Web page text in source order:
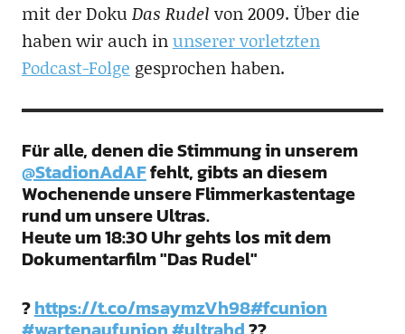
mit der DokuDas Rudel von 2009. Über die
haben wir auch inunserer vorletzten
Podcast-Folge gesprochen haben.
Für alle, denen die Stimmung in unserem
@StadionAdAFfehlt, gibts an diesem
Wochenende unsere Flimmerkastentage
rund um unsere Ultras.
Heute um 18:30 Uhr gehts los mit dem
Dokumentarfilm "Das Rudel"
?https://t.co/msaymzVh98#fcunion